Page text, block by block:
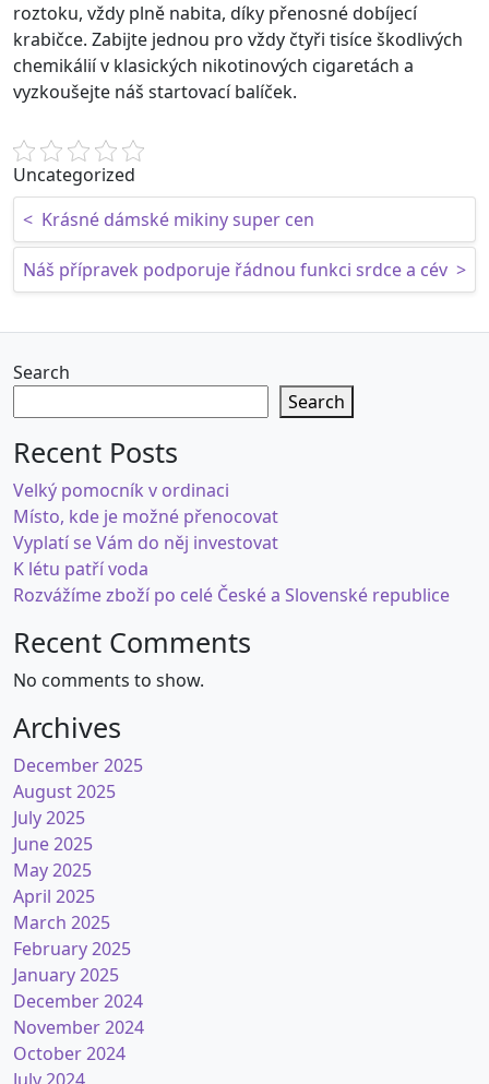
roztoku, vždy plně nabita, díky přenosné dobíjecí
krabičce. Zabijte jednou pro vždy čtyři tisíce škodlivých
chemikálií v klasických nikotinových cigaretách a
vyzkoušejte náš startovací balíček.
Uncategorized
Post navigation
< Krásné dámské mikiny super cen
Náš přípravek podporuje řádnou funkci srdce a cév >
Search
Search
Recent Posts
Velký pomocník v ordinaci
Místo, kde je možné přenocovat
Vyplatí se Vám do něj investovat
K létu patří voda
Rozvážíme zboží po celé České a Slovenské republice
Recent Comments
No comments to show.
Archives
December 2025
August 2025
July 2025
June 2025
May 2025
April 2025
March 2025
February 2025
January 2025
December 2024
November 2024
October 2024